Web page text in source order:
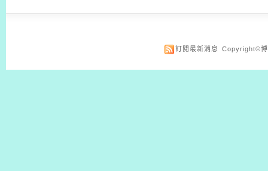
訂閱最新消息 Copyright©